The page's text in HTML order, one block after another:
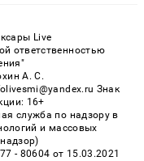
Live
ответственностью
А. С.
Знак
16+
служба по надзору в
и массовых
- 80604 от 15.03.2021